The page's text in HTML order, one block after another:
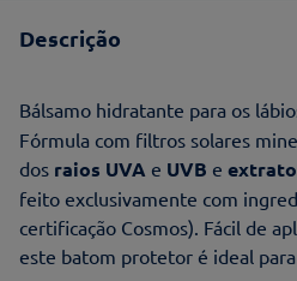
Descrição
Bálsamo hidratante para os
Fórmula com filtros solares
dos raios UVA e UVB e
feito exclusivamente com
certificação Cosmos). Fácil de
este batom protetor é ideal